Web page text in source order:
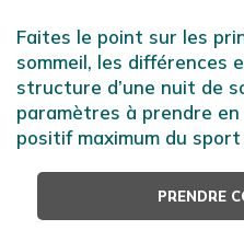
Faites le point sur les
sommeil, les différences
structure d’une nuit de
paramètres à prendre
positif maximum du
PRENDRE